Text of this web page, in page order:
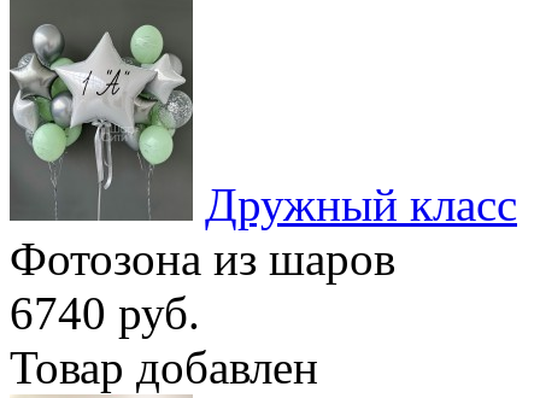
Дружный класс
Фотозона из шаров
6740 руб.
Товар добавлен